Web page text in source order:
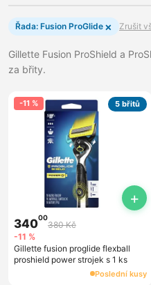
Řada: Fusion ProGlide × Zrušit
Gillette Fusion ProShield a
za břity.
-11 % 5 břitů
+
34000
380 Kč
-11 %
Gillette fusion proglide flexball
proshield power strojek s 1 ks
Poslední kusy